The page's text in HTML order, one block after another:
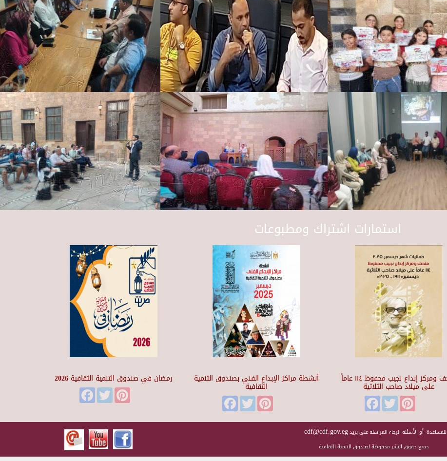
استمارات اشتراك ومطبوعات
رمضان في صندوق التنمية الثقافية 2026
FacebookTwitter
أنشطة مراكز الإبداع الفني بصندوق التنمية
الثقافية
FacebookTwitterPinterest
متحف ومركز إبداع نجيب محفوظ ١١٤ عاماً
على ميلاد صاحب الثلاثية
FacebookTwitter
للمساعدة أو الأسئلة الرجاء المراسلة على بريدcdf@cdf.gov.eg
جميع حقوق النشر محفوظة لصندوق التنمية الثقافية